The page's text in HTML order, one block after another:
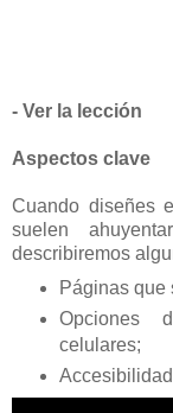
- Ver la lección
Aspectos clave
Cuando diseñes
suelen
describiremos
Páginas que
Opciones
celulares;